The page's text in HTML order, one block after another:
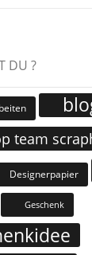
DU ?
team
Designerpapier
Geschenk